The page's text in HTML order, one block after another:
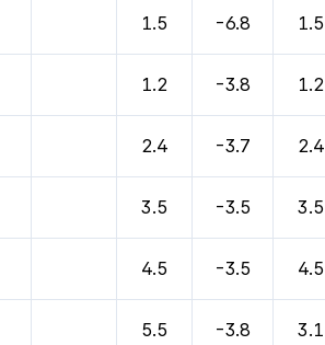
1.5 -6.8 1.5
1.2 -3.8 1.2
2.4 -3.7 2.4
3.5 -3.5 3.5
4.5 -3.5 4.5
5.5 -3.8 3.1